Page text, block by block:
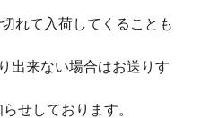
れて入荷してくることも
出来ない場合はお送りす
せしております。